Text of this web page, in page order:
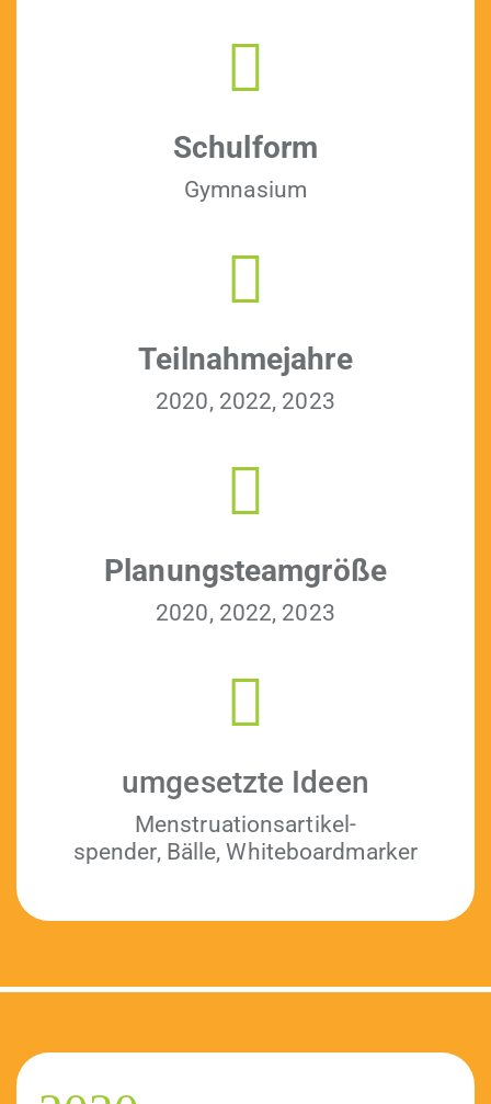
Schul­form
Gym­na­si­um
Teil­nah­me­jahre
2020, 2022, 2023
Pla­nung­steam­größe
2020, 2022, 2023
umge­set­zte Ideen
Men­stru­a­tion­sar­tikel­
spender, Bälle, Whiteboardmarker